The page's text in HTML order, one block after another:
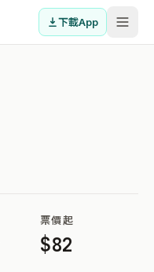
下載App
票價起
$82